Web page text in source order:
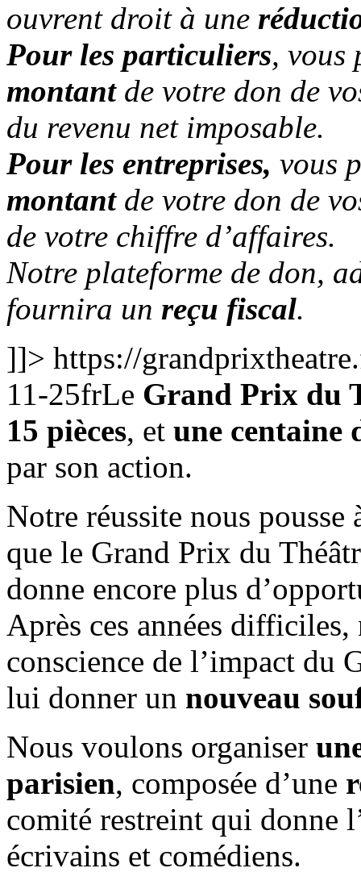
ouvrent droit à une
Pour les particuliers, vous
montant de votre don de
du revenu net imposable.
Pour les entreprises, vous
montant de votre don de
de votre chiffre d’affaires.
Notre plateforme de don,
fournira un reçu fiscal.
]]> https://
11-25frLe Grand Prix du
15 pièces, et une centaine
par son action.
Notre réussite nous
que le Grand Prix du
donne encore plus
Après ces années
conscience de l’impact du
lui donner un nouveau
Nous voulons organiser
parisien, composée d’une
comité restreint qui donne
écrivains et comédiens.